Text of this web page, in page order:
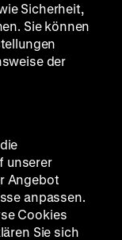
Sicherheit,
Sie können
der
unserer
Angebot
anpassen.
Cookies
Sie sich